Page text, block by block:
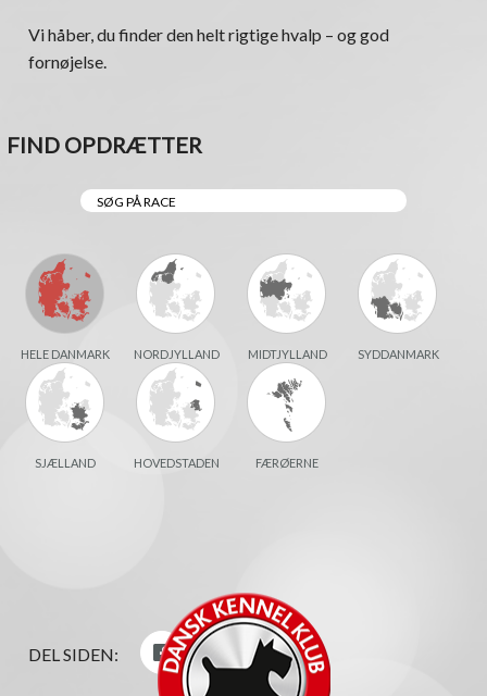
Vi håber, du finder den helt rigtige hvalp – og god
fornøjelse.
FIND OPDRÆTTER
HELE DANMARK NORDJYLLAND MIDTJYLLAND SYDDANMARK
SJÆLLAND HOVEDSTADEN FÆRØERNE
DEL SIDEN: